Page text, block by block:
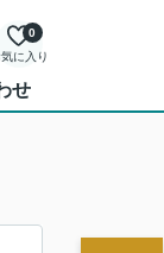
に入り
0
せ